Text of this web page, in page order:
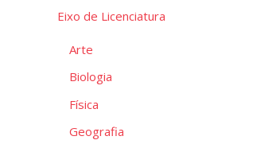
Eixo de Licenciatura
Arte
Biologia
Física
Geografia